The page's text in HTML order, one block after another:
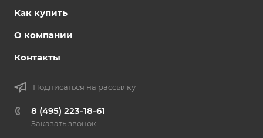
Как купить
О компании
Контакты
Подписаться на рассылку
8 (495) 223-18-61
Заказать звонок